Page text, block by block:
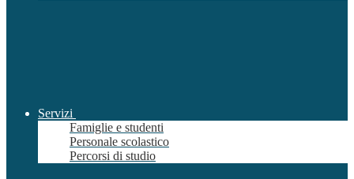
Servizi
Famiglie e studenti
Personale scolastico
Percorsi di studio